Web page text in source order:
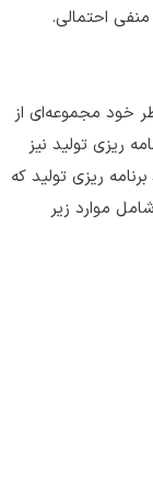
منفی احتمالی.
خود مجموعه‌ای از
ریزی تولید نیز
ریزی تولید که
موارد زیر